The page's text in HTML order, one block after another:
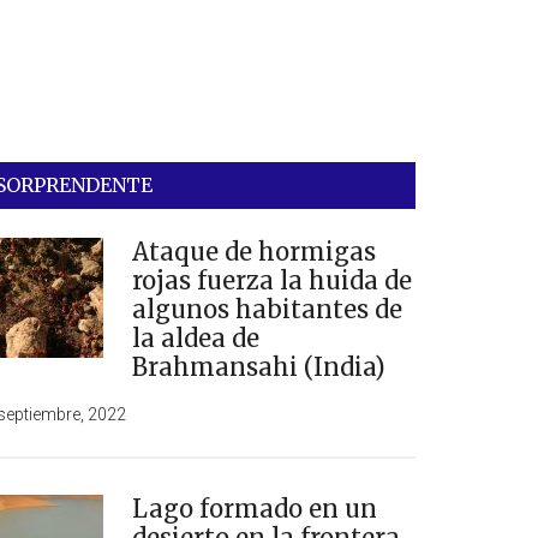
Ataque de hormigas
rojas fuerza la huida de
algunos habitantes de
la aldea de
Brahmansahi (India)
2022
Lago formado en un